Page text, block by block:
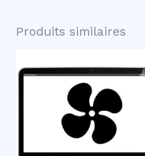
Produits similaires